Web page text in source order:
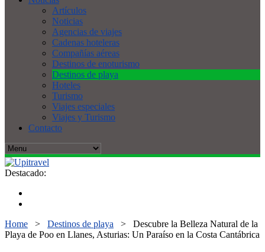
Artículos
Noticias
Agencias de viajes
Cadenas hoteleras
Compañías aéreas
Destinos de enoturismo
Destinos de playa
Hoteles
Turismo
Viajes especiales
Viajes y Turismo
Contacto
Destacado:
Home > Destinos de playa > Descubre la Belleza Natural de la
Playa de Poo en Llanes, Asturias: Un Paraíso en la Costa Cantábrica